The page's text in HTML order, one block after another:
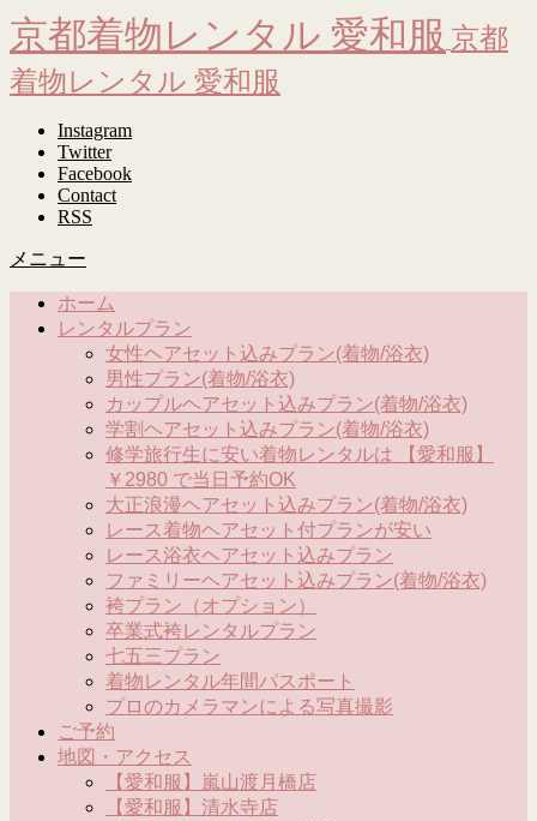
京都着物レンタル 愛和服 京都
着物レンタル 愛和服
Instagram
Twitter
Facebook
Contact
RSS
メニュー
ホーム
レンタルプラン
女性ヘアセット込みプラン(着物/浴衣)
男性プラン(着物/浴衣)
カップルヘアセット込みプラン(着物/浴衣)
学割ヘアセット込みプラン(着物/浴衣)
修学旅行生に安い着物レンタルは 【愛和服】
￥2980 で当日予約OK
大正浪漫ヘアセット込みプラン(着物/浴衣)
レース着物ヘアセット付プランが安い
レース浴衣ヘアセット込みプラン
ファミリーヘアセット込みプラン(着物/浴衣)
袴プラン（オプション）
卒業式袴レンタルプラン
七五三プラン
着物レンタル年間パスポート
プロのカメラマンによる写真撮影
ご予約
地図・アクセス
【愛和服】嵐山渡月橋店
【愛和服】清水寺店